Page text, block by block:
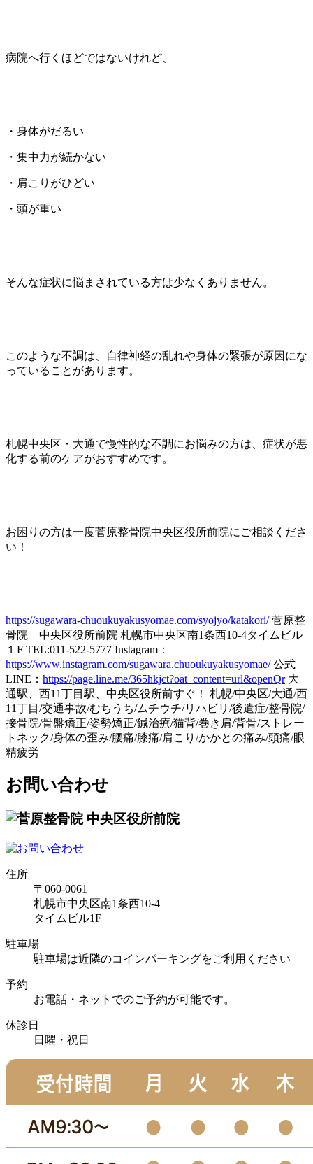
病院へ行くほどではないけれど、
・身体がだるい
・集中力が続かない
・肩こりがひどい
・頭が重い
そんな症状に悩まされている方は少なくありません。
このような不調は、自律神経の乱れや身体の緊張が原因にな
っていることがあります。
札幌中央区・大通で慢性的な不調にお悩みの方は、症状が悪
化する前のケアがおすすめです。
お困りの方は一度菅原整骨院中央区役所前院にご相談くださ
い！
https://sugawara-chuoukuyakusyomae.com/syojyo/katakori/菅原整
骨院 中央区役所前院 札幌市中央区南1条西10-4タイムビル
１F TEL:011-522-5777 Instagram：
https://www.instagram.com/sugawara.chuoukuyakusyomae/公式
LINE： https://page.line.me/365hkjct?oat_content=url&openQr大
通駅、西11丁目駅、中央区役所前すぐ！ 札幌/中央区/大通/西
11丁目/交通事故/むちうち/ムチウチ/リハビリ/後遺症/整骨院/
接骨院/骨盤矯正/姿勢矯正/鍼治療/猫背/巻き肩/背骨/ストレー
トネック/身体の歪み/腰痛/膝痛/肩こり/かかとの痛み/頭痛/眼
精疲労
お問い合わせ
住所
〒060-0061
札幌市中央区南1条西10-4
タイムビル1F
駐車場
駐車場は近隣のコインパーキングをご利用ください
予約
お電話・ネットでのご予約が可能です。
休診日
日曜・祝日